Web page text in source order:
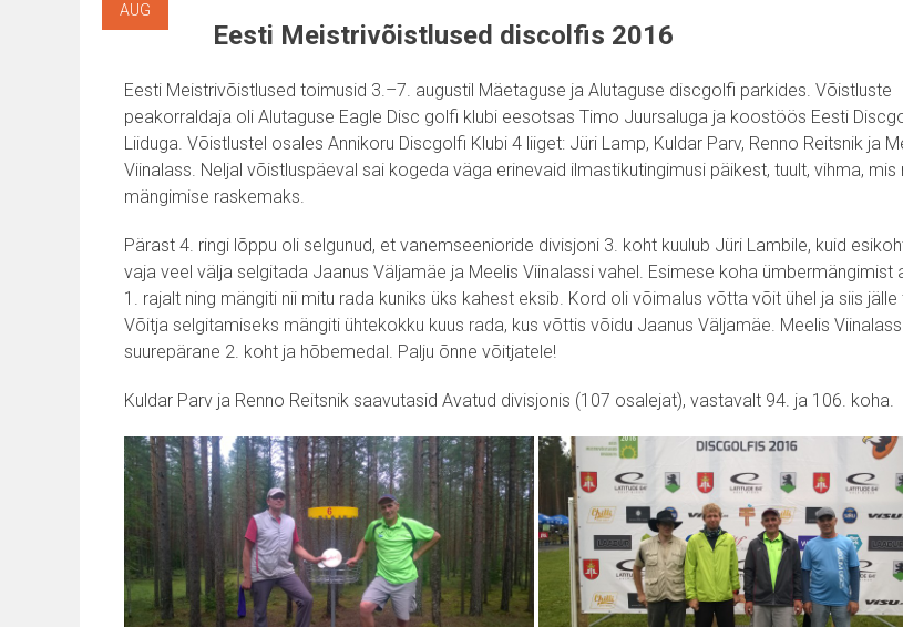
AUG
Eesti Meistrivõistlused discolfis 2016
Eesti Meistrivõistlused toimusid 3.–7. augustil Mäetaguse ja Alutaguse discgolfi parkides. Võistluste
peakorraldaja oli Alutaguse Eagle Disc golfi klubi eesotsas Timo Juursaluga ja koostöös Eesti
Liiduga. Võistlustel osales Annikoru Discgolfi Klubi 4 liiget: Jüri Lamp, Kuldar Parv, Renno Reitsnik ja
Viinalass. Neljal võistluspäeval sai kogeda väga erinevaid ilmastikutingimusi päikest, tuult, vihma, mis
mängimise raskemaks.
Pärast 4. ringi lõppu oli selgunud, et vanemseenioride divisjoni 3. koht kuulub Jüri Lambile, kuid
vaja veel välja selgitada Jaanus Väljamäe ja Meelis Viinalassi vahel. Esimese koha ümbermängimist
1. rajalt ning mängiti nii mitu rada kuniks üks kahest eksib. Kord oli võimalus võtta võit ühel ja siis jälle
Võitja selgitamiseks mängiti ühtekokku kuus rada, kus võttis võidu Jaanus Väljamäe. Meelis
suurepärane 2. koht ja hõbemedal. Palju õnne võitjatele!
Kuldar Parv ja Renno Reitsnik saavutasid Avatud divisjonis (107 osalejat), vastavalt 94. ja 106. koha.